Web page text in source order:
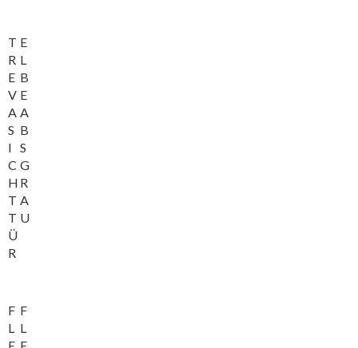
T
R
E
V
A
S
I
C
H
T
T
Ü
R
E
L
B
E
A
B
S
G
R
A
U
F
L
F
L